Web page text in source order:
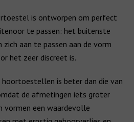
is ontworpen om perfect
te passen: het buitenste
aan te passen aan de vorm
het zeer discreet is.
is beter dan die van
de afmetingen iets groter
vormen een waardevolle